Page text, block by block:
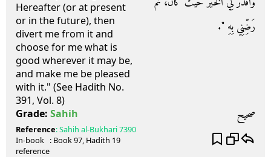
Hereafter (or at present
or in the future), then
divert me from it and
choose for me what is
good wherever it may be,
and make me be pleased
with it." (See Hadith No.
391, Vol. 8)
رَضِّنِي بِهِ ‏"‏‏.‏
Grade: Sahih صحيح
Reference:Sahih al-Bukhari7390
In-book
reference
: Book97, Hadith 19